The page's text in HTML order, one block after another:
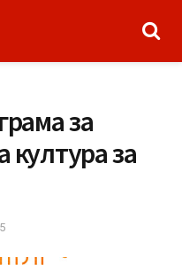
за
култура за